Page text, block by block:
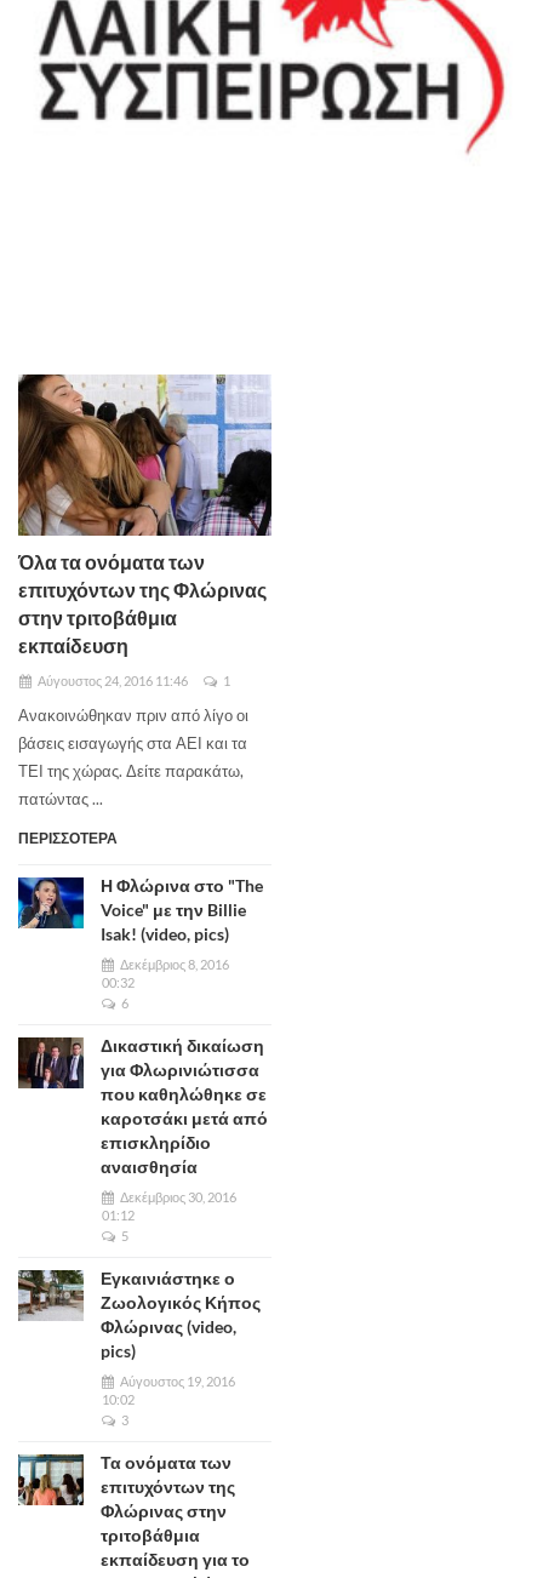
Όλα τα ονόματα των
επιτυχόντων της Φλώρινας
στην τριτοβάθμια
εκπαίδευση
Αύγουστος 24, 2016 11:46 1
Ανακοινώθηκαν πριν από λίγο οι
βάσεις εισαγωγής στα ΑΕΙ και τα
ΤΕΙ της χώρας. Δείτε παρακάτω,
πατώντας ...
ΠΕΡΙΣΣΟΤΕΡΑ
Η Φλώρινα στο "The
Voice" με την Billie
Isak! (video, pics)
Δεκέμβριος 8, 2016
00:32
6
Δικαστική δικαίωση
για Φλωρινιώτισσα
που καθηλώθηκε σε
καροτσάκι μετά από
επισκληρίδιο
αναισθησία
Δεκέμβριος 30, 2016
01:12
5
Εγκαινιάστηκε ο
Ζωολογικός Κήπος
Φλώρινας (video,
pics)
Αύγουστος 19, 2016
10:02
3
Τα ονόματα των
επιτυχόντων της
Φλώρινας στην
τριτοβάθμια
εκπαίδευση για το